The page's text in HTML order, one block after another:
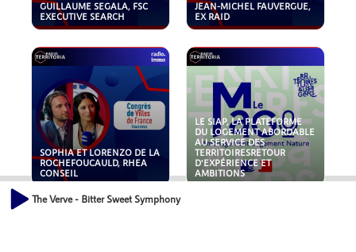
GUILLAUME SEGALA, FSC
EXECUTIVE SEARCH
JEAN-MICHEL FAUVERGUE,
EX RAID
SOPHIA ET LORENZO DE LA
ROCHEFOUCAULD, RHEA
CONSEIL
LE SIAP, LA PLATEFORME
DU LOGEMENT ABORDABLE
AU SERVICE DES
TERRITOIRESRETOUR
D'EXPÉRIENCE ET
AMBITIONS
The Verve - Bitter Sweet Symphony